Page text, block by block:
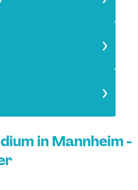
in Mannheim -